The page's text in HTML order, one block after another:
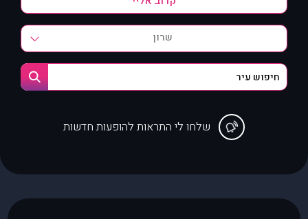
שרון
שלחו לי התראות להופעות חדשות